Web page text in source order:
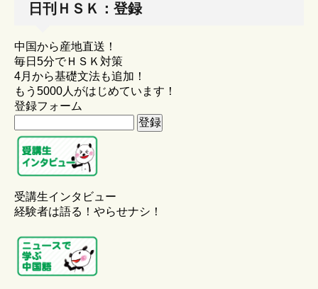
日刊ＨＳＫ：登録
中国から産地直送！
毎日5分でＨＳＫ対策
4月から基礎文法も追加！
もう5000人がはじめています！
登録フォーム
受講生インタビュー
経験者は語る！やらせナシ！